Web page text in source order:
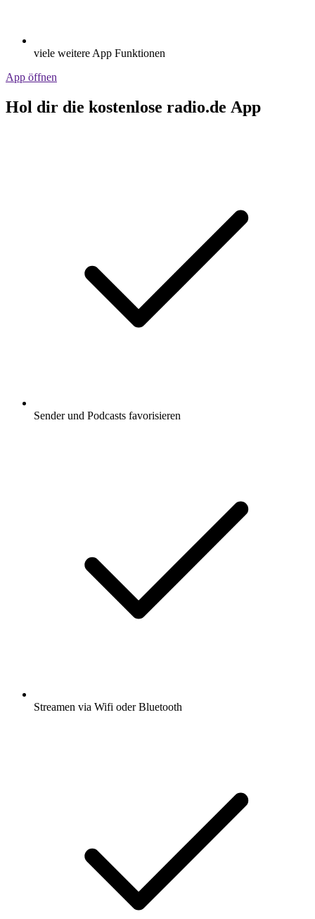
viele weitere App Funktionen
App öffnen
Hol dir die kostenlose radio.de App
Sender und Podcasts favorisieren
Streamen via Wifi oder Bluetooth